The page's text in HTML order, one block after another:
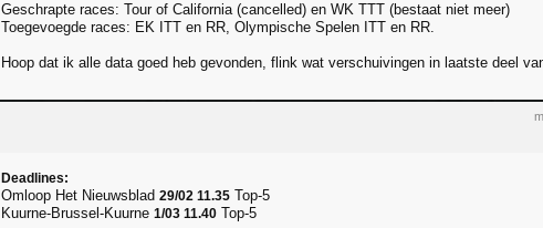
Geschrapte races: Tour of California (cancelled) en WK TTT (bestaat niet meer)
Toegevoegde races: EK ITT en RR, Olympische Spelen ITT en RR.
Hoop dat ik alle data goed heb gevonden, flink wat verschuivingen in laatste deel
Deadlines:
Omloop Het Nieuwsblad 29/02 11.35 Top-5
Kuurne-Brussel-Kuurne 1/03 11.40 Top-5